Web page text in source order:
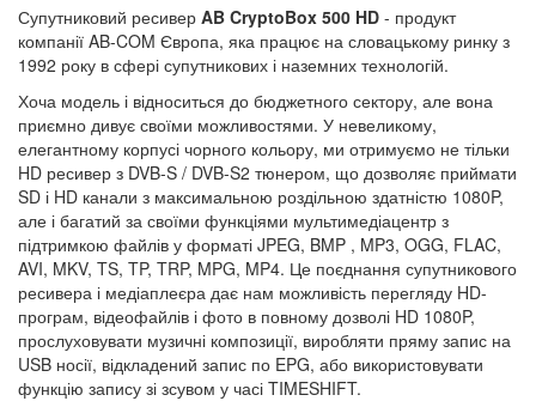
Супутниковий ресивер AB CryptoBox 500 HD - продукт
компанії AB-COM Європа, яка працює на словацькому ринку з
1992 року в сфері супутникових і наземних технологій.
Хоча модель і відноситься до бюджетного сектору, але вона
приємно дивує своїми можливостями. У невеликому,
елегантному корпусі чорного кольору, ми отримуємо не тільки
HD ресивер з DVB-S / DVB-S2 тюнером, що дозволяє приймати
SD і HD канали з максимальною роздільною здатністю 1080P,
але і багатий за своїми функціями мультимедіацентр з
підтримкою файлів у форматі JPEG, BMP , MP3, OGG, FLAC,
AVI, MKV, TS, TP, TRP, MPG, MP4. Це поєднання супутникового
ресивера і медіаплеєра дає нам можливість перегляду HD-
програм, відеофайлів і фото в повному дозволі HD 1080P,
прослуховувати музичні композиції, виробляти пряму запис на
USB носії, відкладений запис по EPG, або використовувати
функцію запису зі зсувом у часі TIMESHIFT.